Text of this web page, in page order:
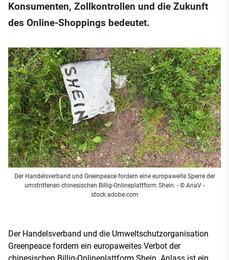
Konsumenten, Zollkontrollen und die Zukunft
des Online-Shoppings bedeutet.
Der Handelsverband und Greenpeace fordern eine europaweite Sperre der
umstrittenen chinesischen Billig-Onlineplattform Shein. - © AnaV -
stock.adobe.com
Der Handelsverband und die Umweltschutzorganisation
Greenpeace fordern ein europaweites Verbot der
chinesischen Billig-Onlineplattform Shein. Anlass ist ein